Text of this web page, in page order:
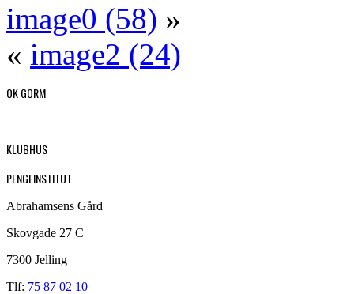
image0 (58) »
« image2 (24)
OK GORM
KLUBHUS
PENGEINSTITUT
Abrahamsens Gård
Skovgade 27 C
7300 Jelling
Tlf: 75 87 02 10